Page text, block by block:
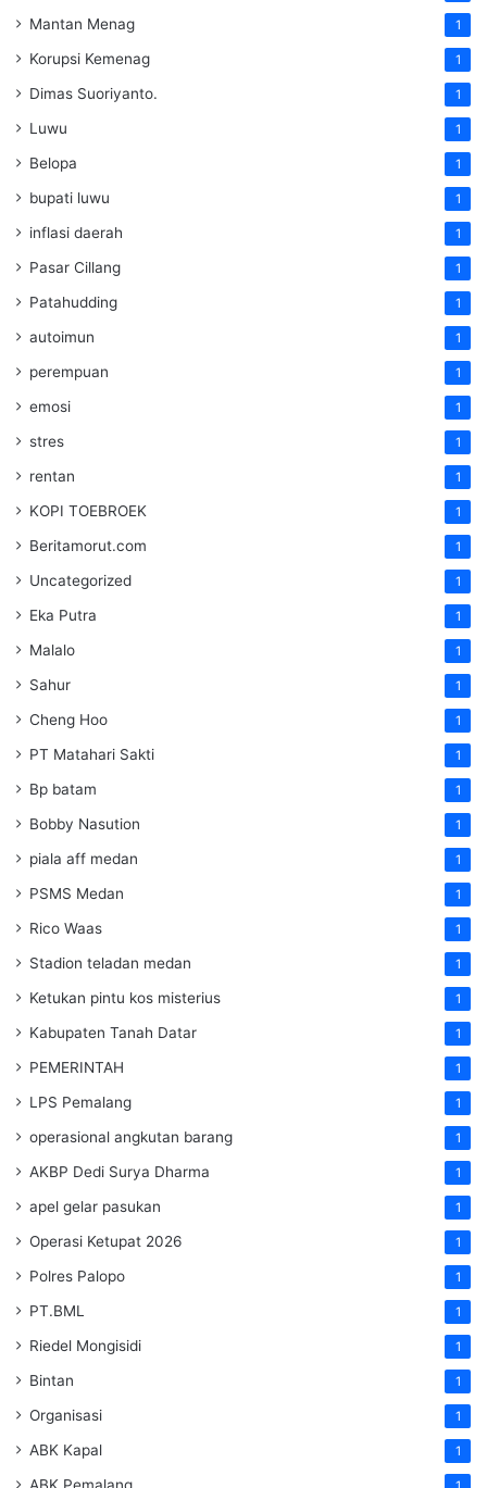
Mantan Menag 1
Korupsi Kemenag 1
Dimas Suoriyanto. 1
Luwu 1
Belopa 1
bupati luwu 1
inflasi daerah 1
Pasar Cillang 1
Patahudding 1
autoimun 1
perempuan 1
emosi 1
stres 1
rentan 1
KOPI TOEBROEK 1
Beritamorut.com 1
Uncategorized 1
Eka Putra 1
Malalo 1
Sahur 1
Cheng Hoo 1
PT Matahari Sakti 1
Bp batam 1
Bobby Nasution 1
piala aff medan 1
PSMS Medan 1
Rico Waas 1
Stadion teladan medan 1
Ketukan pintu kos misterius 1
Kabupaten Tanah Datar 1
PEMERINTAH 1
LPS Pemalang 1
operasional angkutan barang 1
AKBP Dedi Surya Dharma 1
apel gelar pasukan 1
Operasi Ketupat 2026 1
Polres Palopo 1
PT.BML 1
Riedel Mongisidi 1
Bintan 1
Organisasi 1
ABK Kapal 1